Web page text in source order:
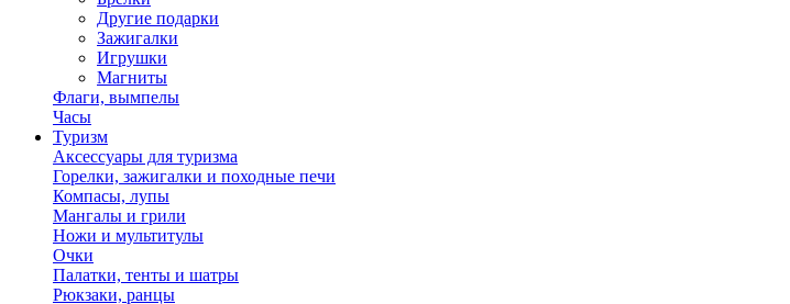
Другие подарки
Зажигалки
Игрушки
Магниты
Флаги, вымпелы
Часы
Туризм
Аксессуары для туризма
Горелки, зажигалки и походные печи
Компасы, лупы
Мангалы и грили
Ножи и мультитулы
Очки
Палатки, тенты и шатры
Рюкзаки, ранцы